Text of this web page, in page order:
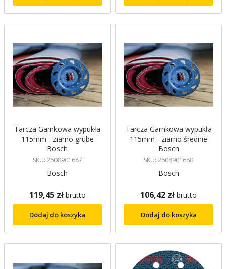
Tarcza Garnkowa wypukła
115mm - ziarno grube
Bosch
SKU: 2608901687
Bosch
119,45 zł brutto
Dodaj do koszyka
Tarcza Garnkowa wypukła
115mm - ziarno średnie
Bosch
SKU: 2608901688
Bosch
106,42 zł brutto
Dodaj do koszyka